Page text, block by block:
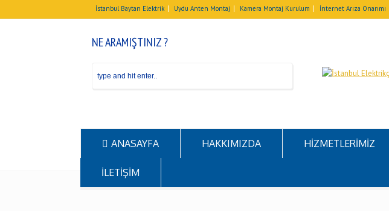
İstanbul Baytan Elektrik Uydu Anten Montaj Kamera Montaj Kurulum İnternet Arıza Onarımı
NE ARAMIŞTINIZ ?
ANASAYFA HAKKIMIZDA HİZMETLERİMİZ
İLETİŞİM